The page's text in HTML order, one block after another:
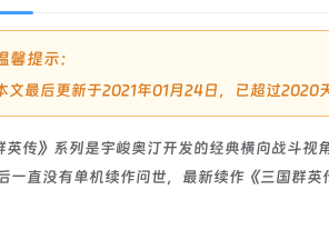
馨提示：
文最后更新于2021年01月24日，已超过2020
英传》系列是宇峻奥汀开发的经典横向战斗
一直没有单机续作问世，最新续作《三国群